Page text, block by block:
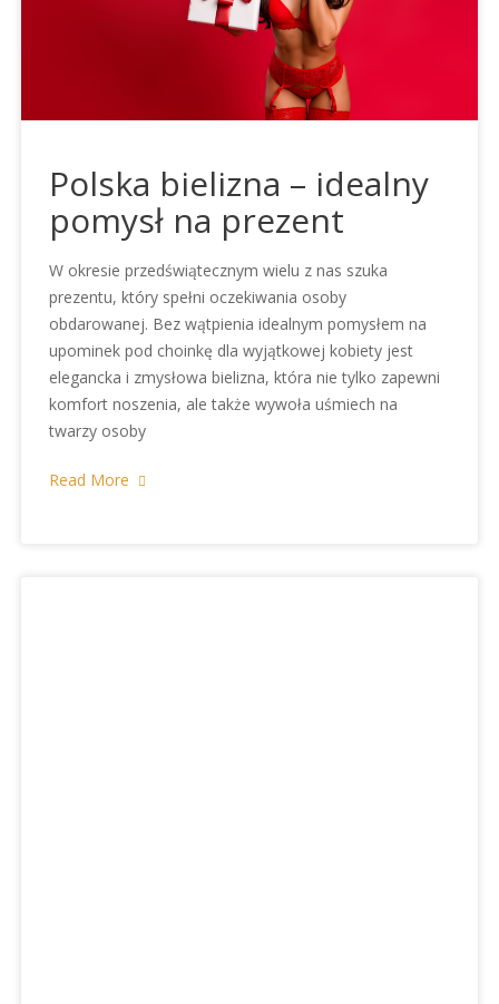
Polska bielizna – idealny
pomysł na prezent
W okresie przedświątecznym wielu z nas szuka
prezentu, który spełni oczekiwania osoby
obdarowanej. Bez wątpienia idealnym pomysłem na
upominek pod choinkę dla wyjątkowej kobiety jest
elegancka i zmysłowa bielizna, która nie tylko zapewni
komfort noszenia, ale także wywoła uśmiech na
twarzy osoby
Read More